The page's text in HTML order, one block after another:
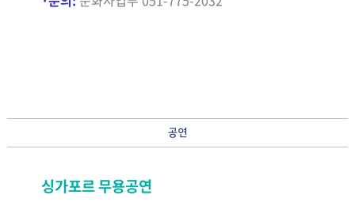
싱가포르 무용공연